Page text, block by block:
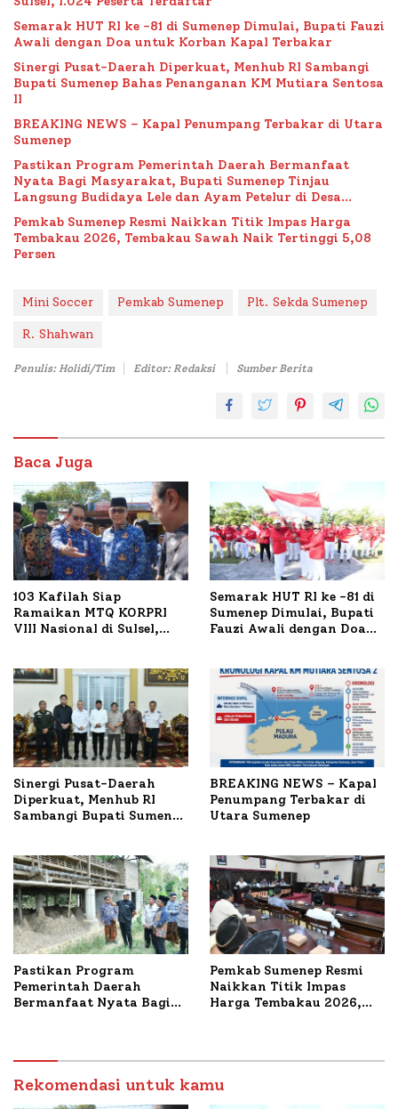
Semarak HUT RI ke -81 di Sumenep Dimulai, Bupati Fauzi
Awali dengan Doa untuk Korban Kapal Terbakar
Sinergi Pusat-Daerah Diperkuat, Menhub RI Sambangi
Bupati Sumenep Bahas Penanganan KM Mutiara Sentosa
II
BREAKING NEWS – Kapal Penumpang Terbakar di Utara
Sumenep
Pastikan Program Pemerintah Daerah Bermanfaat
Nyata Bagi Masyarakat, Bupati Sumenep Tinjau
Langsung Budidaya Lele dan Ayam Petelur di Desa
Pemkab Sumenep Resmi Naikkan Titik Impas Harga
Tembakau 2026, Tembakau Sawah Naik Tertinggi 5,08
Persen
Mini Soccer Pemkab Sumenep Plt. Sekda Sumenep
R. Shahwan
Penulis: Holidi/Tim Editor: Redaksi Sumber Berita
Baca Juga
103 Kafilah Siap
Ramaikan MTQ KORPRI
VIII Nasional di Sulsel,
Semarak HUT RI ke -81 di
Sumenep Dimulai, Bupati
Fauzi Awali dengan Doa
Sinergi Pusat-Daerah
Diperkuat, Menhub RI
Sambangi Bupati Sumenep
BREAKING NEWS – Kapal
Penumpang Terbakar di
Utara Sumenep
Pastikan Program
Pemerintah Daerah
Bermanfaat Nyata Bagi
Petelur di Desa Bataal
Timur
Pemkab Sumenep Resmi
Naikkan Titik Impas
Harga Tembakau 2026,
Rekomendasi untuk kamu